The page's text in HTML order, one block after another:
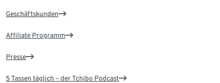
Geschäftskunden
Affiliate Programm
Presse
5 Tassen täglich – der Tchibo Podcast